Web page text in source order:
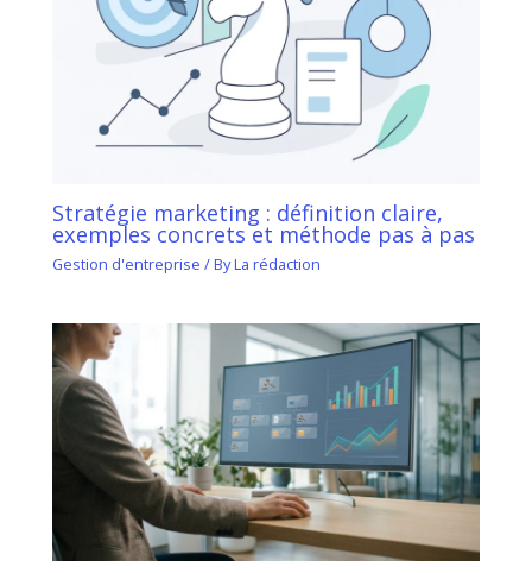
Stratégie marketing : définition claire,
exemples concrets et méthode pas à pas
Gestion d'entreprise / ByLa rédaction